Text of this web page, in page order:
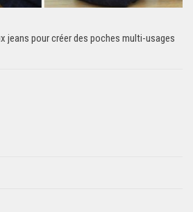
jeans pour créer des poches multi-usages